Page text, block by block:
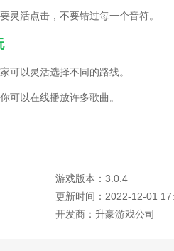
拟游戏攻略(猎豹模拟器游戏中文版)
援游戏燃烧玩法(塑身支援游戏中文版)
怎么调中文(unturned怎么调成中文)
存进化fjordur(方舟生存进化下载中文
兵之重装归来手机游戏攻略(重装机兵
怎么调中文(unturned怎么调中文
者荣耀手游中文攻略(韩服王者荣耀手
灵活点击，不要错过每一个音符。
可以灵活选择不同的路线。
可以在线播放许多歌曲。
挑战各种歌曲，尝试各种风格。
应速度，非常刺激。
游戏版本：3.0.4
更新时间：2022-12-01
开发商：升豪游戏公司